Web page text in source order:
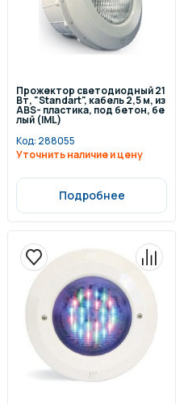
Прожектор светодиодный 21
Вт, "Standart", кабель 2,5 м, из
ABS- пластика, под бетон, бе
лый (IML)
Код: 288055
Уточнить наличие и цену
Подробнее